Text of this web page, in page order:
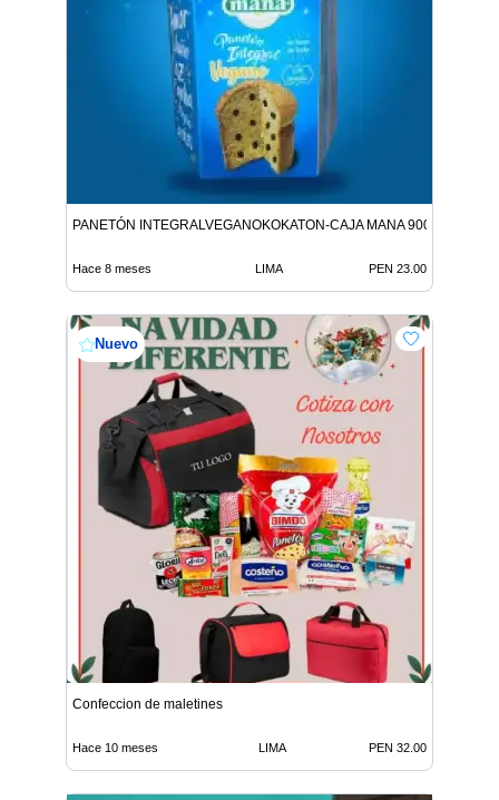
PANETÓN INTEGRALVEGANOKOKATON-CAJA MANA 900G
Hace 8 meses LIMA PEN 23.00
Nuevo
Confeccion de maletines
Hace 10 meses LIMA PEN 32.00